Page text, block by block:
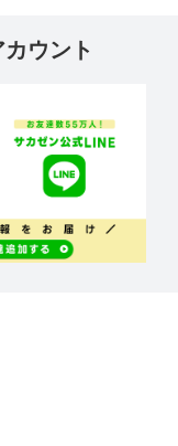
ウント